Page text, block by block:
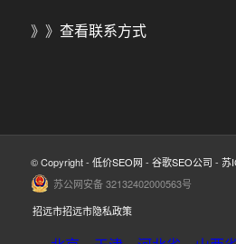
》》 查看联系方式
© Copyright - 低价SEO网 - 谷歌SEO公司 - 苏
苏公网安备 32132402000563号
招远市招远市隐私政策